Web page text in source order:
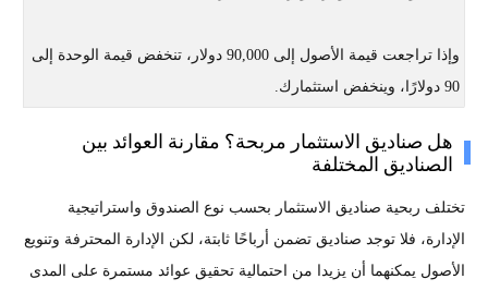
وإذا تراجعت قيمة الأصول إلى 90,000 دولار، تنخفض قيمة الوحدة إلى
90 دولارًا، وينخفض استثمارك.
هل صناديق الاستثمار مربحة؟ مقارنة العوائد بين
الصناديق المختلفة
تختلف ربحية صناديق الاستثمار بحسب نوع الصندوق واستراتيجية
الإدارة، فلا توجد صناديق تضمن أرباحًا ثابتة، لكن الإدارة المحترفة وتنويع
الأصول يمكنهما أن يزيدا من احتمالية تحقيق عوائد مستمرة على المدى